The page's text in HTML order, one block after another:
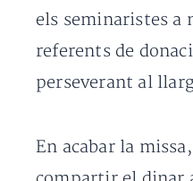
els seminaristes a
referents de
perseverant al
En acabar la